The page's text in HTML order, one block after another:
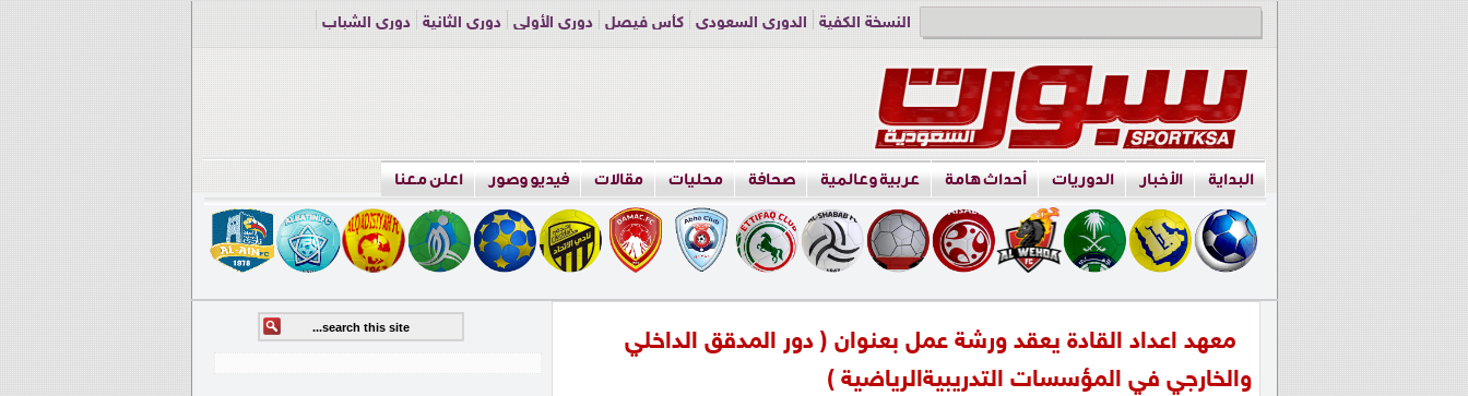
النسخة الكفية الدوري السعودي كأس فيصل دوري الأولى دوري الثانية
دوري الشباب
البداية الأخبار الدوريات أحداث هامة عربية وعالمية صحافة محليات مقالات فيديو وصور اعلن معنا
معهد اعداد القادة يعقد ورشة عمل بعنوان ( دور المدقق الداخلي
والخارجي في المؤسسات التدريبيةالرياضية )